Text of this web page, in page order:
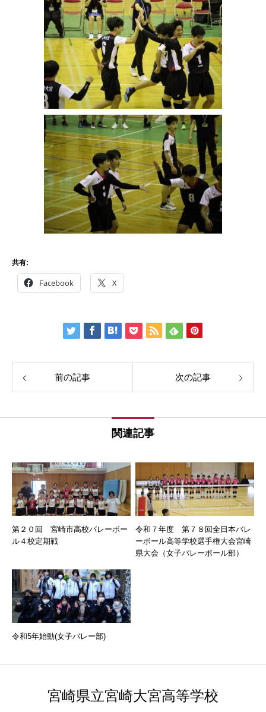
共有:
Facebook X
前の記事 次の記事
関連記事
第２０回 宮崎市高校バレーボー
ル４校定期戦
令和７年度 第７８回全日本バレ
ーボール高等学校選手権大会宮崎
県大会（女子バレーボール部）
令和5年始動(女子バレー部)
宮崎県立宮崎大宮高等学校